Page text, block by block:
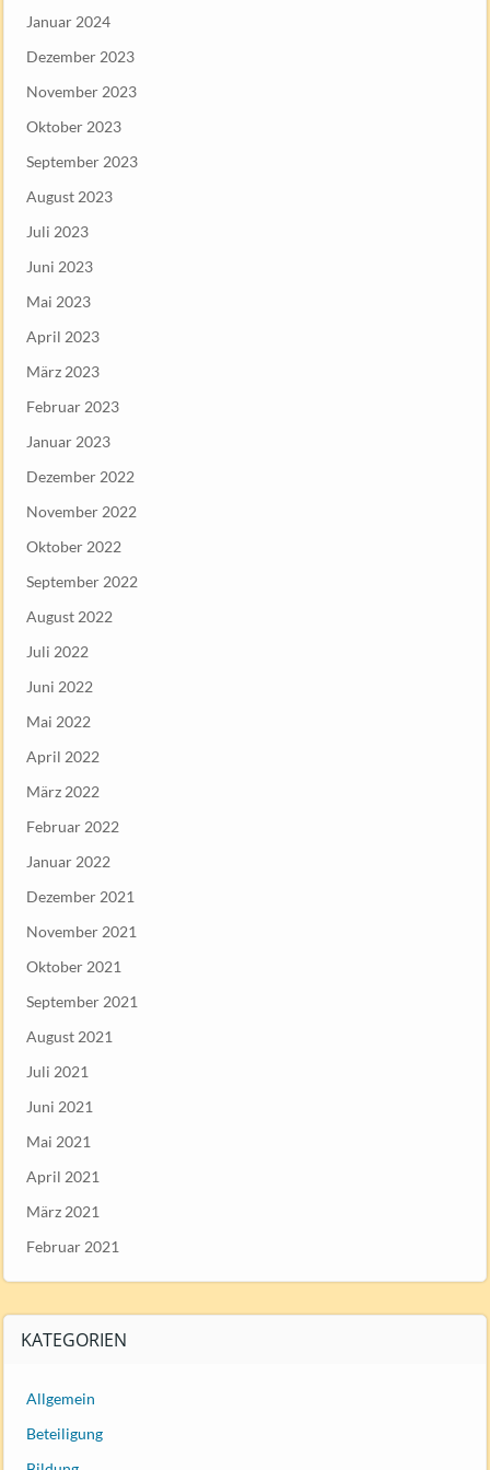
Januar 2024
Dezember 2023
November 2023
Oktober 2023
September 2023
August 2023
Juli 2023
Juni 2023
Mai 2023
April 2023
März 2023
Februar 2023
Januar 2023
Dezember 2022
November 2022
Oktober 2022
September 2022
August 2022
Juli 2022
Juni 2022
Mai 2022
April 2022
März 2022
Februar 2022
Januar 2022
Dezember 2021
November 2021
Oktober 2021
September 2021
August 2021
Juli 2021
Juni 2021
Mai 2021
April 2021
März 2021
Februar 2021
KATEGORIEN
Allgemein
Beteiligung